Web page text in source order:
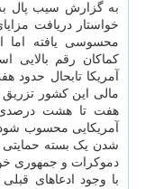
به گزارش سیب پال
خواستار دریافت
محسوسی یافته اما
کماکان رقم
آمریکا تابحال حدود
مالی این کشور تزریق
هفت تا هشت درصدی
آمریکایی محسوب
شدن یک بسته حمایتی
دموکرات و جمهوری
با وجود ادعاهای